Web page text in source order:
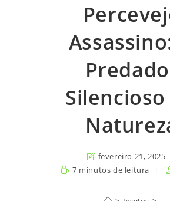
Silencioso
fevereiro 21, 2025
7 minutos de leitura